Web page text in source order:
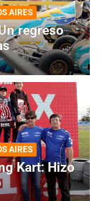
la
AIRES
regreso
AIRES
Kart: Hizo